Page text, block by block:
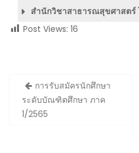
สำนักวิชาสาธารณสุขศาสตร์
Post Views: 16
Post
navigation
การรับสมัครนักศึกษา
ระดับบัณฑิตศึกษา ภาค
1/2565